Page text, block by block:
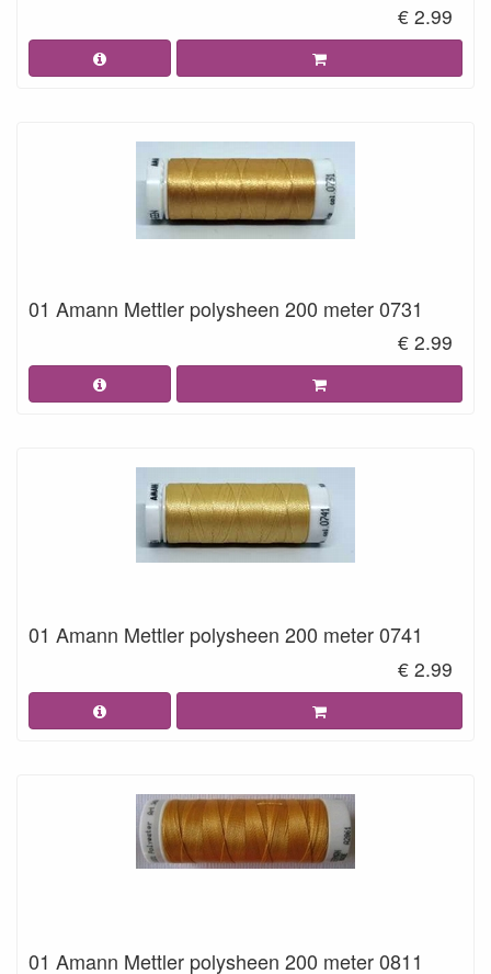
€ 2.99
01 Amann Mettler polysheen 200 meter 0731
€ 2.99
01 Amann Mettler polysheen 200 meter 0741
€ 2.99
01 Amann Mettler polysheen 200 meter 0811